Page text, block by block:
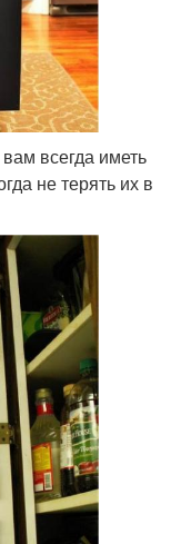
всегда иметь
не терять их в